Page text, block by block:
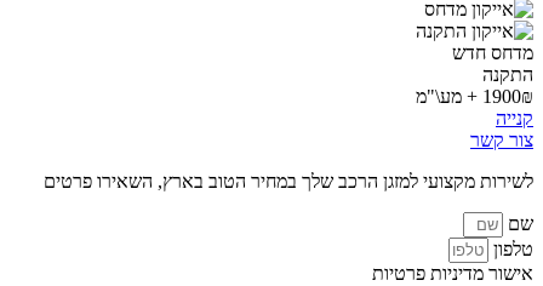
מדחס חדש
התקנה
1900₪ + מע\"מ
קנייה
צור קשר
לשירות מקצועי למזגן הרכב שלך במחיר הטוב בארץ, השאירו פרטים
שם
טלפון
אישור מדיניות פרטיות